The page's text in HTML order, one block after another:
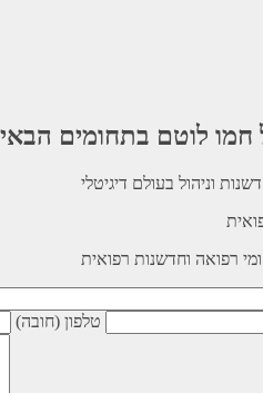
לוטם בתחומים
וניהול בעולם דיגיטלי
רפואה וחדשנות רפואית
טלפון (חובה)